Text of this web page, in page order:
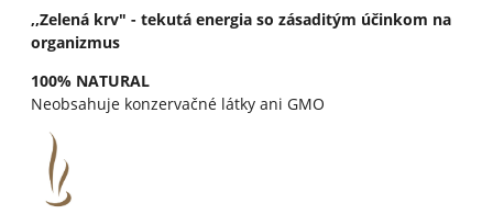
,,Zelená krv" - tekutá energia so zásaditým účinkom na
organizmus
100% NATURAL
Neobsahuje konzervačné látky ani GMO